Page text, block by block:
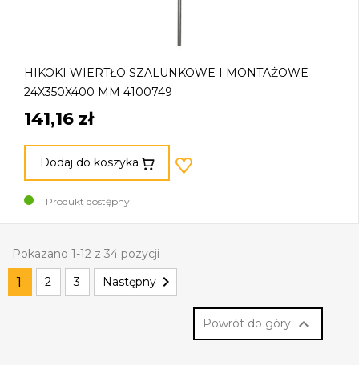
HIKOKI WIERTŁO SZALUNKOWE I MONTAŻOWE
24X350X400 MM 4100749
141,16 zł
Dodaj do koszyka
Produkt dostępny
Pokazano 1-12 z 34 pozycji
1 2 3 Następny 
Powrót do góry 